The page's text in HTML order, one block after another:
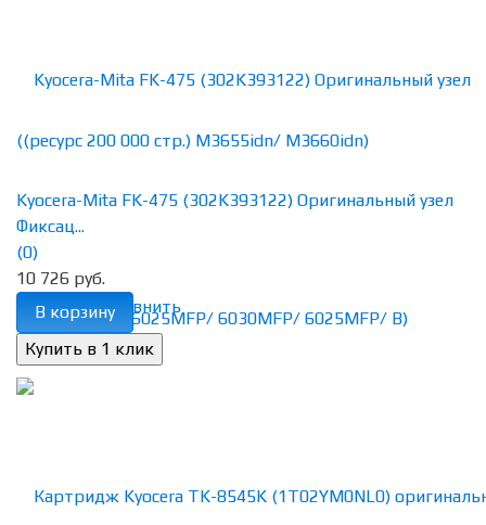
избранное сравнить
Kyocera-Mita FK-475 (302K393122) Оригинальный узел
Фиксац...
(0)
10 726 руб.
В корзину